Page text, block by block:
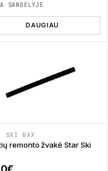
SANDĖLYJE
DAUGIAU
SKI WAX
remonto žvakė Star Ski